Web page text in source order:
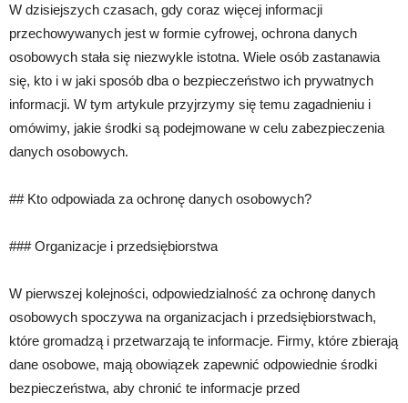
W dzisiejszych czasach, gdy coraz więcej informacji
przechowywanych jest w formie cyfrowej, ochrona danych
osobowych stała się niezwykle istotna. Wiele osób zastanawia
się, kto i w jaki sposób dba o bezpieczeństwo ich prywatnych
informacji. W tym artykule przyjrzymy się temu zagadnieniu i
omówimy, jakie środki są podejmowane w celu zabezpieczenia
danych osobowych.
## Kto odpowiada za ochronę danych osobowych?
### Organizacje i przedsiębiorstwa
W pierwszej kolejności, odpowiedzialność za ochronę danych
osobowych spoczywa na organizacjach i przedsiębiorstwach,
które gromadzą i przetwarzają te informacje. Firmy, które zbierają
dane osobowe, mają obowiązek zapewnić odpowiednie środki
bezpieczeństwa, aby chronić te informacje przed